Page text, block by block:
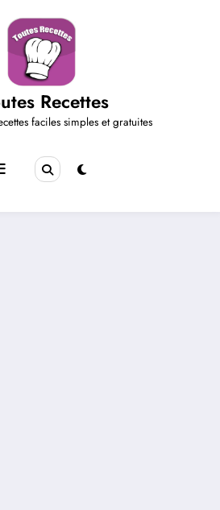
Recettes
faciles simples et gratuites